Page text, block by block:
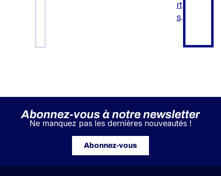
rt
s.
Abonnez-vous à notre newsletter
Ne manquez pas les dernières nouveautés !
Abonnez-vous